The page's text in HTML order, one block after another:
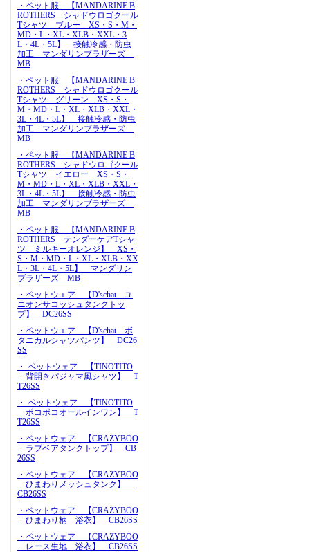
・ペット服 【MANDARINE B
ROTHERS シャドウロゴクール
Tシャツ ブルー XS・S・M・
MD・L・XL・XLB・XXL・3
L・4L・5L】 接触冷感・防虫
加工 マンダリンブラザーズ
MB
・ペット服 【MANDARINE B
ROTHERS シャドウロゴクール
Tシャツ グリーン XS・S・
M・MD・L・XL・XLB・XXL・
3L・4L・5L】 接触冷感・防虫
加工 マンダリンブラザーズ
MB
・ペット服 【MANDARINE B
ROTHERS シャドウロゴクール
Tシャツ イエロー XS・S・
M・MD・L・XL・XLB・XXL・
3L・4L・5L】 接触冷感・防虫
加工 マンダリンブラザーズ
MB
・ペット服 【MANDARINE B
ROTHERS テンダーケアTシャ
ツ ミルキーオレンジ】 XS・
S・M・MD・L・XL・XLB・XX
L・3L・4L・5L】 マンダリン
ブラザーズ MB
・ペットウエア 【D'schat ユ
ニオンサコッシュタンクトッ
プ】 DC26SS
・ペットウエア 【D'schat ボ
タニカルシャツパンツ】 DC26
SS
・ ペットウェア 【TINOTITO
背開きパジャマ風シャツ】 T
T26SS
・ ペットウェア 【TINOTITO
ポコポコオールインワン】 T
T26SS
・ペットウェア 【CRAZYBOO
ラブベアタンクトップ】 CB
26SS
・ペットウェア 【CRAZYBOO
ひまわりメッシュタンク】
CB26SS
・ペットウェア 【CRAZYBOO
ひまわり柄 浴衣】 CB26SS
・ペットウェア 【CRAZYBOO
レース生地 浴衣】 CB26SS